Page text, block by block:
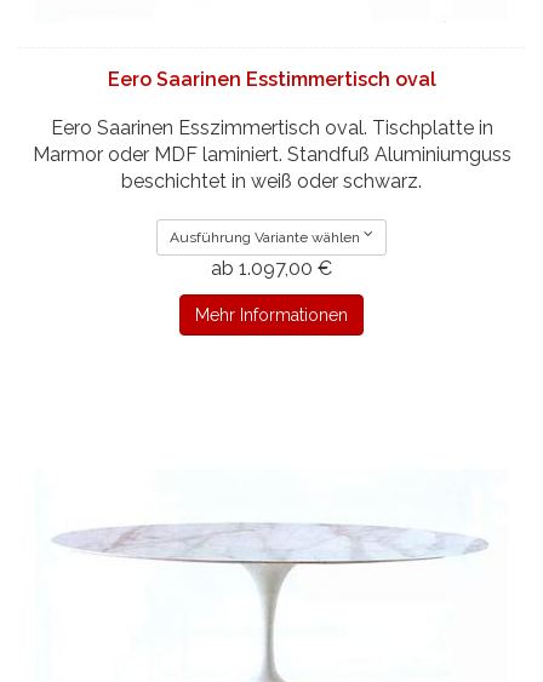
Eero Saarinen Esstimmertisch oval
Eero Saarinen Esszimmertisch oval. Tischplatte in
Marmor oder MDF laminiert. Standfuß Aluminiumguss
beschichtet in weiß oder schwarz.
Ausführung Variante wählen
ab 1.097,00 €
Mehr Informationen